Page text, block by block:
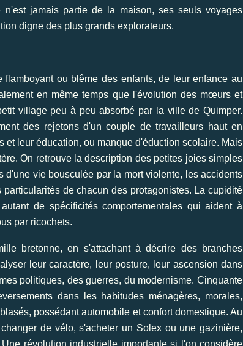
jamais partie de la maison, ses seuls voyages
digne des plus grands explorateurs.
ou blême des enfants, de leur enfance au
en même temps que l'évolution des mœurs et
village peu à peu absorbé par la ville de Quimper.
des rejetons d'un couple de travailleurs haut en
leur éducation, ou manque d'éduction scolaire. Mais
On retrouve la description des petites joies simples
vie bousculée par la mort violente, les accidents
de chacun des protagonistes. La cupidité
de spécificités comportementales qui aident à
par ricochets.
bretonne, en s'attachant à décrire des branches
leur caractère, leur posture, leur ascension dans
politiques, des guerres, du modernisme. Cinquante
dans les habitudes ménagères, morales,
possédant automobile et confort domestique. Au
de vélo, s'acheter un Solex ou une gazinière,
révolution industrielle importante si l'on considère